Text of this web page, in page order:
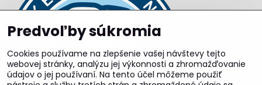
Predvoľby súkromia
Cookies používame na zlepšenie vašej návštevy tejto
webovej stránky, analýzu jej výkonnosti a zhromažďovanie
údajov o jej používaní. Na tento účel môžeme použiť